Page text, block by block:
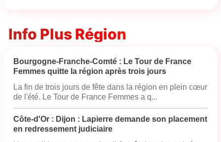
Info Plus Région
Bourgogne-Franche-Comté : Le Tour de France
Femmes quitte la région après trois jours
La fin de trois jours de fête dans la région en plein cœur
de l'été. Le Tour de France Femmes a q...
Côte-d'Or : Dijon : Lapierre demande son placement
en redressement judiciaire